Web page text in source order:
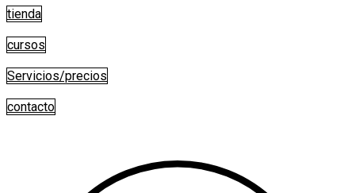
Saltar
contenido
tienda
cursos
Servicios/precios
contacto